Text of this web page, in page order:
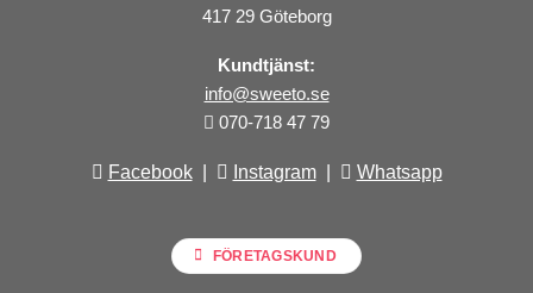
417 29 Göteborg
Kundtjänst:
info@sweeto.se
070-718 47 79
Facebook| Instagram| Whatsapp
FÖRETAGSKUND